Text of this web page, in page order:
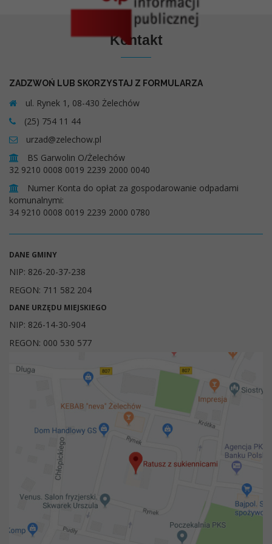
Kontakt
ZADZWOŃ LUB SKORZYSTAJ Z FORMULARZA
ul. Rynek 1, 08-430 Żelechów
(25) 754 11 44
urzad@zelechow.pl
BS Garwolin O/Żelechów
32 9210 0008 0019 2239 2000 0040
Numer Konta do opłat za gospodarowanie odpadami
komunalnymi:
34 9210 0008 0019 2239 2000 0780
DANE GMINY
NIP: 826-20-37-238
REGON: 711 582 204
DANE URZĘDU MIEJSKIEGO
NIP: 826-14-30-904
REGON: 000 530 577